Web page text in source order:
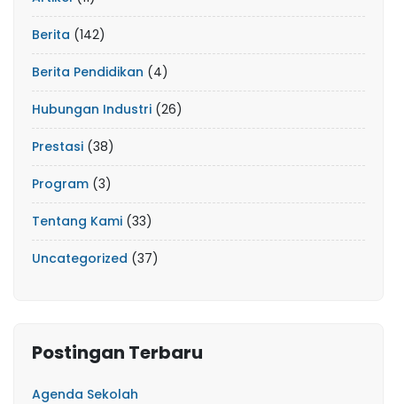
Berita (142)
Berita Pendidikan (4)
Hubungan Industri (26)
Prestasi (38)
Program (3)
Tentang Kami (33)
Uncategorized (37)
Postingan Terbaru
Agenda Sekolah